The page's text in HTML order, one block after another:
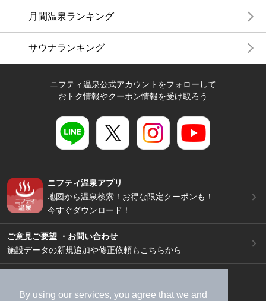
By using our services, you agree that we and
月間温泉ランキング
サウナランキング
ニフティ温泉公式アカウントをフォローして
おトク情報やクーポン情報を受け取ろう
ニフティ温泉アプリ
地図から温泉検索！お得な限定クーポンも！
今すぐダウンロード！
ご意見ご要望 ・お問い合わせ
施設データの新規追加や修正依頼もこちらから
加盟店募集（資料請求）
広告出稿のご案内